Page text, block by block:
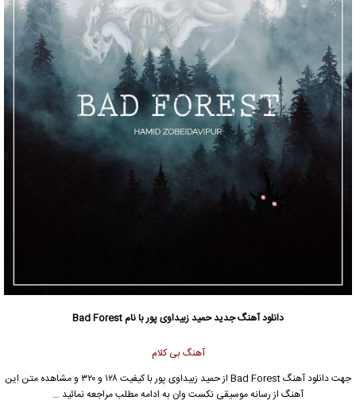
دانلود آهنگ جدیدحمید زبیداوی پور با نام Bad Forest
آهنگ بی کلام
جهت دانلود آهنگ Bad Forest از حمید زبیداوی پور با کیفیت ۱۲۸ و ۳۲۰ و مشاهده متن این
آهنگ از رسانه موسیقی نکست وان به ادامه مطلب مراجعه نمائید …